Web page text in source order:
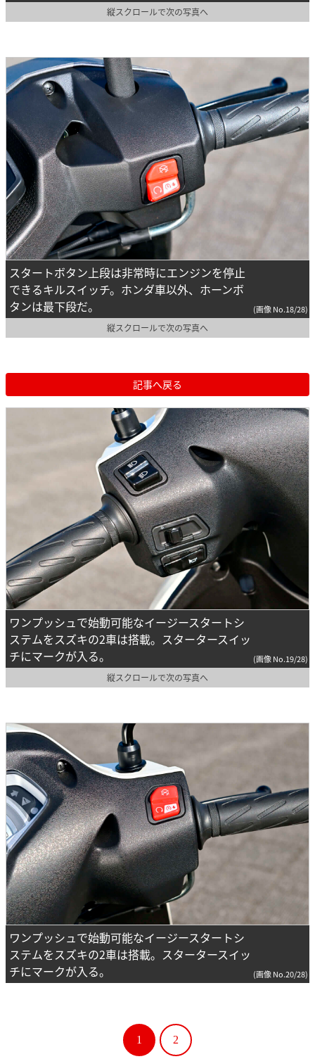
縦スクロールで次の写真へ
スタートボタン上段は非常時にエンジンを停止
できるキルスイッチ。ホンダ車以外、ホーンボ
タンは最下段だ。
(画像 No.18/28)
縦スクロールで次の写真へ
記事へ戻る
ワンプッシュで始動可能なイージースタートシ
ステムをスズキの2車は搭載。スタータースイッ
チにマークが入る。
(画像 No.19/28)
縦スクロールで次の写真へ
ワンプッシュで始動可能なイージースタートシ
ステムをスズキの2車は搭載。スタータースイッ
チにマークが入る。
(画像 No.20/28)
1 2